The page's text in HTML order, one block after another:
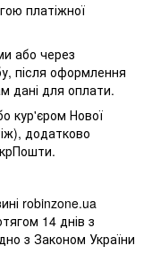
платіжної
або через
після оформлення
дані для оплати.
кур'єром Нової
додатково
robinzone.ua
14 днів з
з Законом України